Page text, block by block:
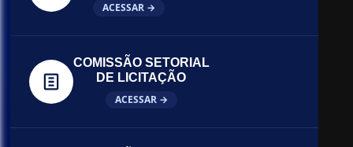
ACESSAR →
COMISSÃO SETORIAL
DE LICITAÇÃO
ACESSAR →